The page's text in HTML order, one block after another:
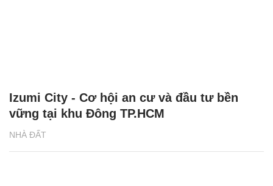
NHÀ ĐẤT
Izumi City - Cơ hội an cư và đầu tư bền
vững tại khu Đông TP.HCM